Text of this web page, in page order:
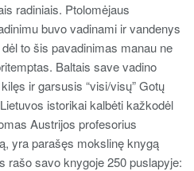
radiniais. Ptolomėjaus
buvo vadinami ir vandenys
to šis pavadinimas manau ne
Baltais save vadino
ir garsusis “visi/visų” Gotų
istorikai kalbėti kažkodėl
Austrijos profesorius
yra parašęs mokslinę knygą
rašo savo knygoje 250 puslapyje: